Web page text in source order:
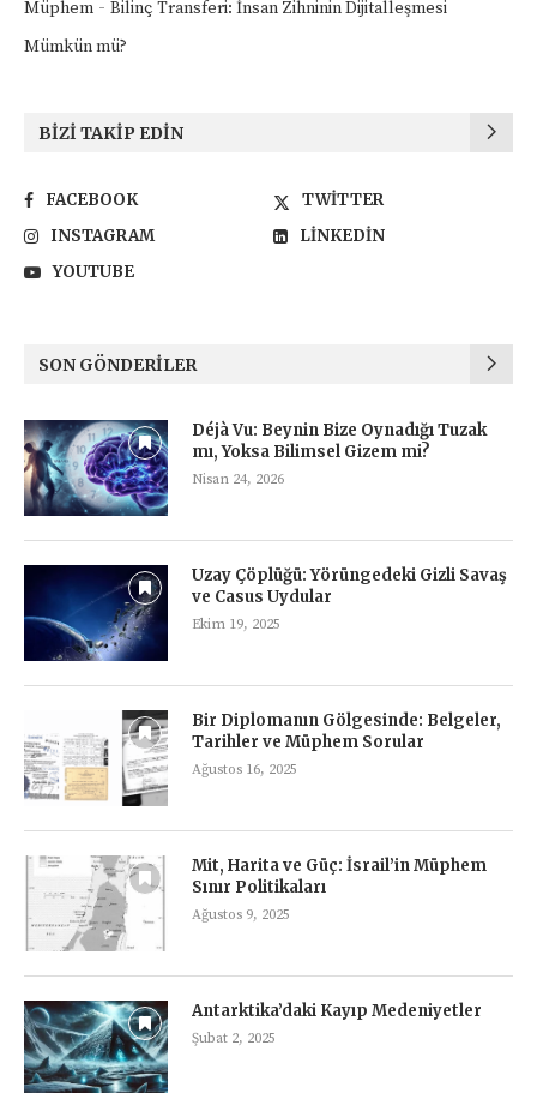
Müphem - Bilinç Transferi: İnsan Zihninin Dijitalleşmesi
Mümkün mü?
BIZI TAKIP EDIN
FACEBOOK
TWITTER
INSTAGRAM
LINKEDIN
YOUTUBE
SON GÖNDERILER
Déjà Vu: Beynin Bize Oynadığı Tuzak
mı, Yoksa Bilimsel Gizem mi?
Nisan 24, 2026
Uzay Çöplüğü: Yörüngedeki Gizli Savaş
ve Casus Uydular
Ekim 19, 2025
Bir Diplomanın Gölgesinde: Belgeler,
Tarihler ve Müphem Sorular
Ağustos 16, 2025
Mit, Harita ve Güç: İsrail’in Müphem
Sınır Politikaları
Ağustos 9, 2025
Antarktika’daki Kayıp Medeniyetler
Şubat 2, 2025